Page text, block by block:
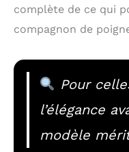
complète de ce qui
compagnon de
Pour
l’élégance
modèle